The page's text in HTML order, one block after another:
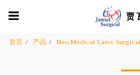
贾
首页 产品 Neo Medical Latex